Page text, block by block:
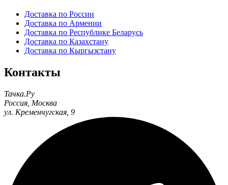
Доставка по России
Доставка по Армении
Доставка по Республике Беларусь
Доставка по Казахстану
Доставка по Кыргызстану
Контакты
Тачка.Ру
Россия Москва
ул. Кременчугская, 9